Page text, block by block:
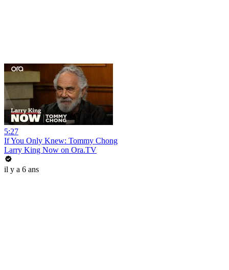
5:27
If You Only Knew: Tommy Chong
Larry King Now on Ora.TV
il y a 6 ans